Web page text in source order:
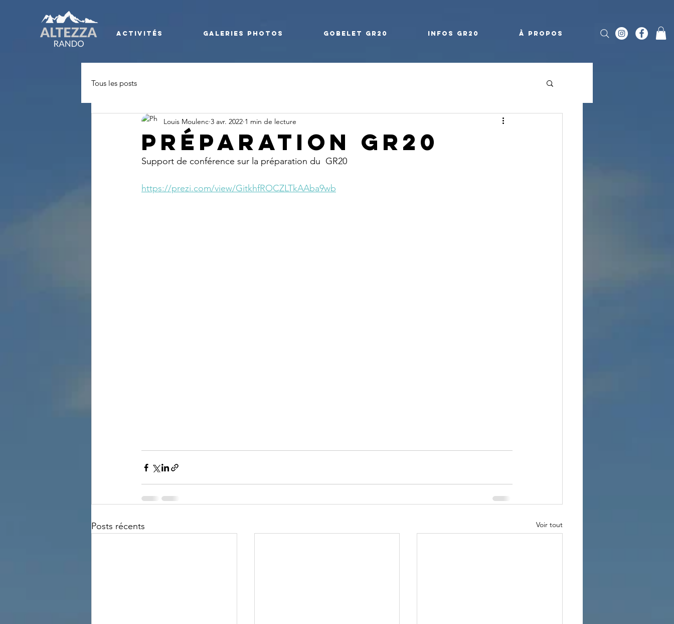
Activités Galeries photos Gobelet GR20 Infos GR20 À propos
Tous les posts
Préparation GR20
Louis Moulenc 3 avr. 2022 1 min de lecture
Support de conférence sur la préparation du  GR20
https://prezi.com/view/GitkhfROCZLTkAAba9wb
Posts récents Voir tout